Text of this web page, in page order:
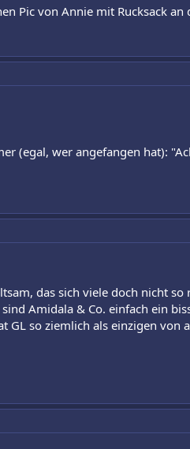
Pic von Annie mit Rucksack
(egal, wer angefangen hat):
das sich viele doch nicht
Amidala & Co. einfach ein
GL so ziemlich als einzigen